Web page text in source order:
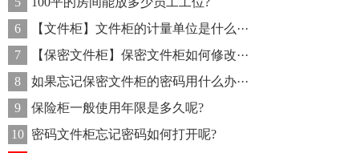
6
【文件柜】文件柜的计量单位是什么···
7
【保密文件柜】保密文件柜如何修改···
8
如果忘记保密文件柜的密码用什么办···
9
保险柜一般使用年限是多久呢?
10 密码文件柜忘记密码如何打开呢?